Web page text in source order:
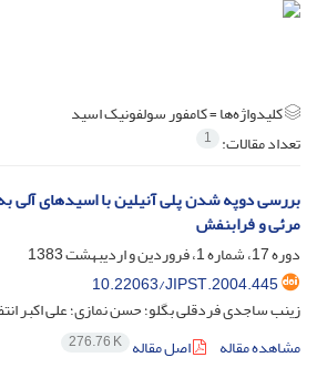
کلیدواژه‌ها =کامفور سولفونیک اسید
تعداد مقالات: 1
بررسی دوپه شدن پلی آنیلین با اسیدهای آلی
مرئی و فرابنفش
دوره 17، شماره 1، فروردین و اردیبهشت 1383
10.22063/JIPST.2004.445
زینب ساجدی فردقلی بگلو؛ حسن نمازی؛ علی اکبر
مشاهده مقاله
اصل مقاله 276.76 K